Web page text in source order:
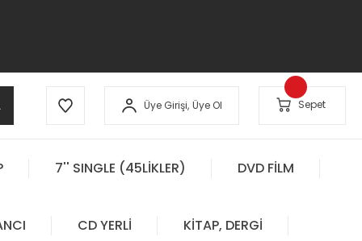
Üye Girişi, Üye Ol Sepet
7'' SINGLE (45LİKLER) DVD FİLM
CD YERLİ KİTAP, DERGİ